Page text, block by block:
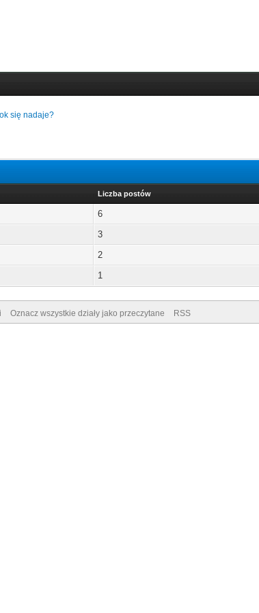
się nadaje?
Liczba postów
6
3
2
1
Oznacz wszystkie działy jako przeczytane RSS